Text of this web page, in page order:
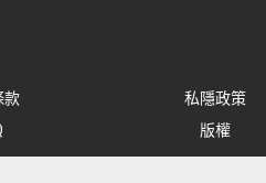
款 私隱政策
版權